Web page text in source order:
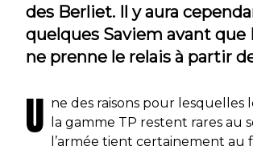
des Berliet. Il y aura
quelques Saviem avant que
ne prenne le relais à partir
U ne des raisons pour lesquelles
la gamme TP restent rares au
l’armée tient certainement au